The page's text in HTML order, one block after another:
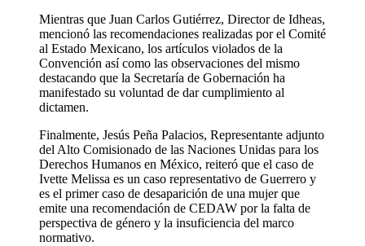
Mientras que Juan Carlos Gutiérrez, Director de Idheas,
mencionó las recomendaciones realizadas por el Comité
al Estado Mexicano, los artículos violados de la
Convención así como las observaciones del mismo
destacando que la Secretaría de Gobernación ha
manifestado su voluntad de dar cumplimiento al
dictamen.
Finalmente, Jesús Peña Palacios, Representante adjunto
del Alto Comisionado de las Naciones Unidas para los
Derechos Humanos en México, reiteró que el caso de
Ivette Melissa es un caso representativo de Guerrero y
es el primer caso de desaparición de una mujer que
emite una recomendación de CEDAW por la falta de
perspectiva de género y la insuficiencia del marco
normativo.